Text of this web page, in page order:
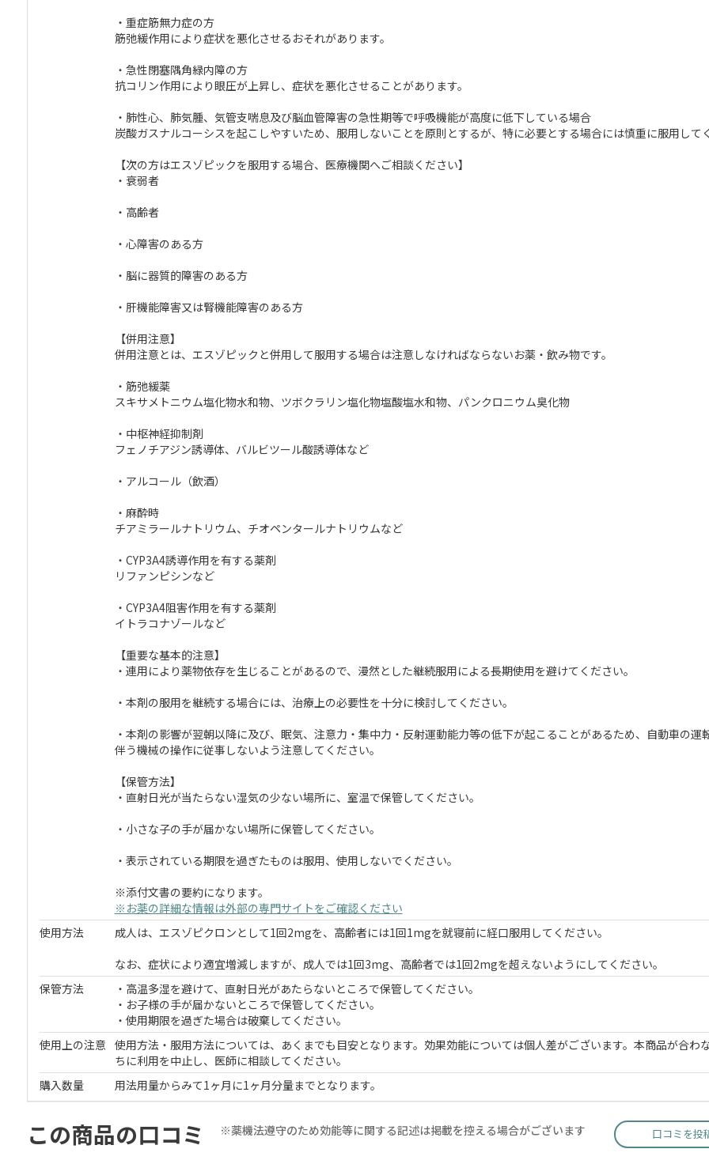
・重症筋無力症の方
筋弛緩作用により症状を悪化させるおそれがあります。
・急性閉塞隅角緑内障の方
抗コリン作用により眼圧が上昇し、症状を悪化させることがあります。
・肺性心、肺気腫、気管支喘息及び脳血管障害の急性期等で呼吸機能が高度に低下している場合
炭酸ガスナルコーシスを起こしやすいため、服用しないことを原則とするが、特に必要とする場合には慎重に服用して
【次の方はエスゾピックを服用する場合、医療機関へご相談ください】
・衰弱者
・高齢者
・心障害のある方
・脳に器質的障害のある方
・肝機能障害又は腎機能障害のある方
【併用注意】
併用注意とは、エスゾピックと併用して服用する場合は注意しなければならないお薬・飲み物です。
・筋弛緩薬
スキサメトニウム塩化物水和物、ツボクラリン塩化物塩酸塩水和物、パンクロニウム臭化物
・中枢神経抑制剤
フェノチアジン誘導体、バルビツール酸誘導体など
・アルコール（飲酒）
・麻酔時
チアミラールナトリウム、チオペンタールナトリウムなど
・CYP3A4誘導作用を有する薬剤
リファンピシンなど
・CYP3A4阻害作用を有する薬剤
イトラコナゾールなど
【重要な基本的注意】
・連用により薬物依存を生じることがあるので、漫然とした継続服用による長期使用を避けてください。
・本剤の服用を継続する場合には、治療上の必要性を十分に検討してください。
・本剤の影響が翌朝以降に及び、眠気、注意力・集中力・反射運動能力等の低下が起こることがあるため、自動車の運
伴う機械の操作に従事しないよう注意してください。
【保管方法】
・直射日光が当たらない湿気の少ない場所に、室温で保管してください。
・小さな子の手が届かない場所に保管してください。
・表示されている期限を過ぎたものは服用、使用しないでください。
※添付文書の要約になります。
※お薬の詳細な情報は外部の専門サイトをご確認ください
使用方法
成人は、エスゾピクロンとして1回2mgを、高齢者には1回1mgを就寝前に経口服用してください。
なお、症状により適宜増減しますが、成人では1回3mg、高齢者では1回2mgを超えないようにしてください。
保管方法
・高温多湿を避けて、直射日光があたらないところで保管してください。
・お子様の手が届かないところで保管してください。
・使用期限を過ぎた場合は破棄してください。
使用上の注意 使用方法・服用方法については、あくまでも目安となります。効果効能については個人差がございます。本商品が合わ
ちに利用を中止し、医師に相談してください。
購入数量
用法用量からみて1ヶ月に1ヶ月分量までとなります。
この商品の口コミ ※薬機法遵守のため効能等に関する記述は掲載を控える場合がございます 口コミを投